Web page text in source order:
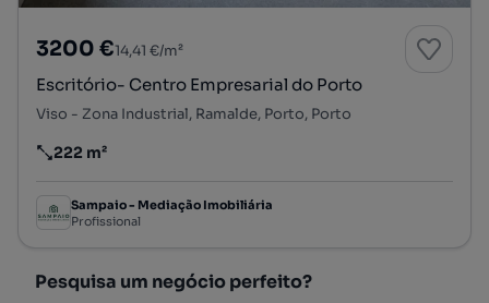
3200 €14,41 €/m²
Escritório- Centro Empresarial do Porto
Viso - Zona Industrial, Ramalde, Porto, Porto
Preço por metro quadrado
222 m²
Sampaio - Mediação Imobiliária
Profissional
Pesquisa um negócio perfeito?